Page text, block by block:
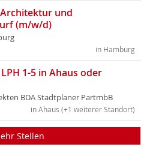
und
(m/w/d)
in Hamburg
1-5 in Ahaus oder
BDA Stadtplaner PartmbB
in Ahaus (+1 weiterer Standort)
Stellen